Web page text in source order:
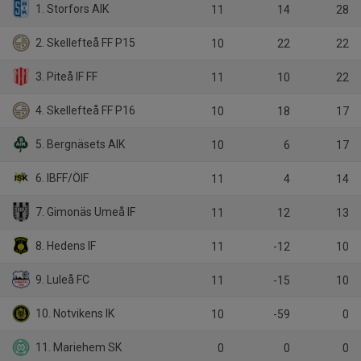
1. Storfors AIK 11 14 28
2. Skellefteå FF P15 10 22 22
3. Piteå IF FF 11 10 22
4. Skellefteå FF P16 10 18 17
5. Bergnäsets AIK 10 6 17
6. IBFF/ÖIF 11 4 14
7. Gimonäs Umeå IF 11 12 13
8. Hedens IF 11 -12 10
9. Luleå FC 11 -15 10
10. Notvikens IK 10 -59 0
11. Mariehem SK 0 0 0